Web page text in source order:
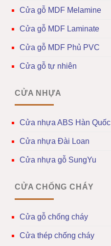
Cửa gỗ MDF Melamine
Cửa gỗ MDF Laminate
Cửa gỗ MDF Phủ PVC
Cửa gỗ tự nhiên
CỬA NHỰA
Cửa nhựa ABS Hàn Quốc
Cửa nhựa Đài Loan
Cửa nhựa gỗ SungYu
CỬA CHỐNG CHÁY
Cửa gỗ chống cháy
Cửa thép chống cháy